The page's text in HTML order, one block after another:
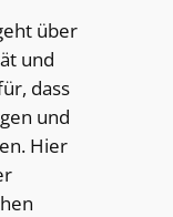
über
und
dass
und
Hier